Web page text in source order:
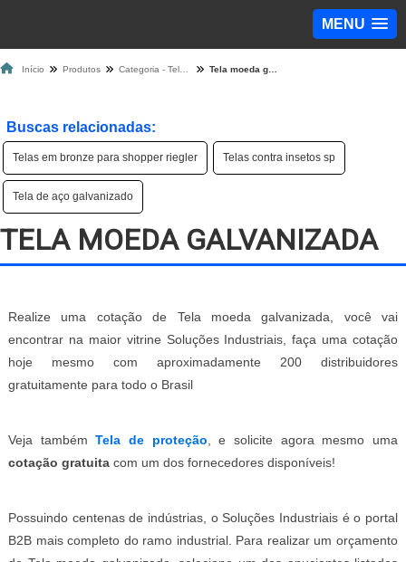
MENU
Início Produtos
Buscas relacionadas:
Telas em bronze para shopper riegler Telas contra insetos sp
Tela de aço galvanizado
TELA MOEDA GALVANIZADA
Realize uma cotação de Tela moeda galvanizada, você vai
encontrar na maior vitrine Soluções Industriais, faça uma cotação
hoje mesmo com aproximadamente 200 distribuidores
gratuitamente para todo o Brasil
Veja tambémTela de proteção, e solicite agora mesmo uma
cotação gratuita com um dos fornecedores disponíveis!
Possuindo centenas de indústrias, o Soluções Industriais é o portal
B2B mais completo do ramo industrial. Para realizar um orçamento